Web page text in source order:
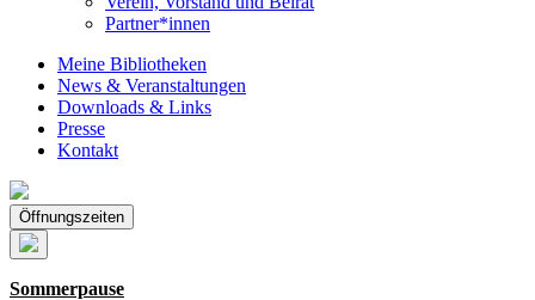
Partner*innen
Meine Bibliotheken
News & Veranstaltungen
Downloads & Links
Presse
Kontakt
Öffnungszeiten
Sommerpause